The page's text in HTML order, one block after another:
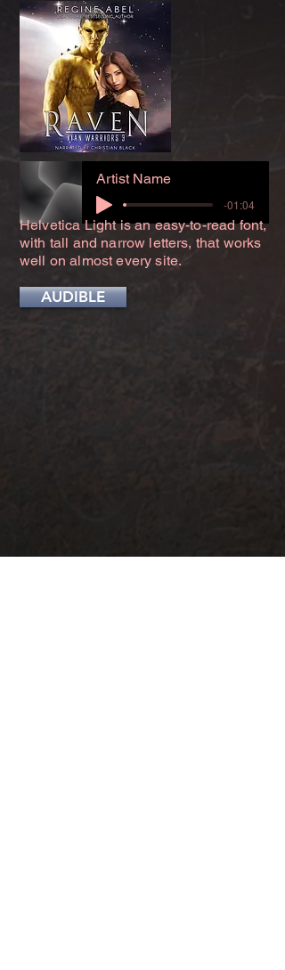
Artist Name
-01:04
Helvetica Light is an easy-to-read font,
with tall and narrow letters, that works
well on almost every site.
AUDIBLE